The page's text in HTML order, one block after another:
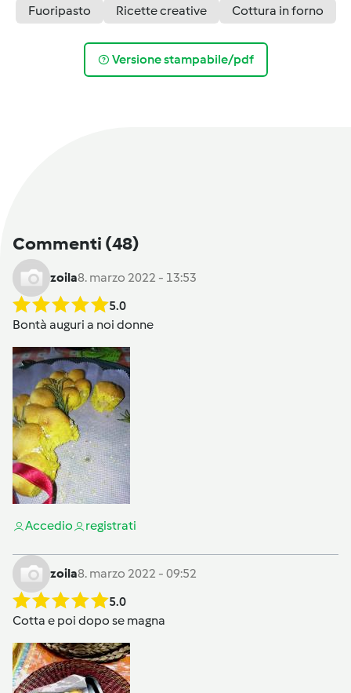
Fuoripasto
Ricette creative Cottura in forno
Versione stampabile/pdf
Commenti (48)
zoila8. marzo 2022 - 13:53
5.0
Bontà auguri a noi donne
Accedio registrati
zoila8. marzo 2022 - 09:52
5.0
Cotta e poi dopo se magna